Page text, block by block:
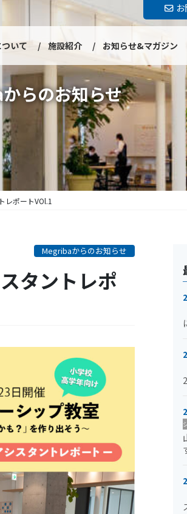
いて 施設紹介 お知らせ&マガジン
らのお知らせ
ポートVOl.1
Megribaからのお知らせ
タントレポ